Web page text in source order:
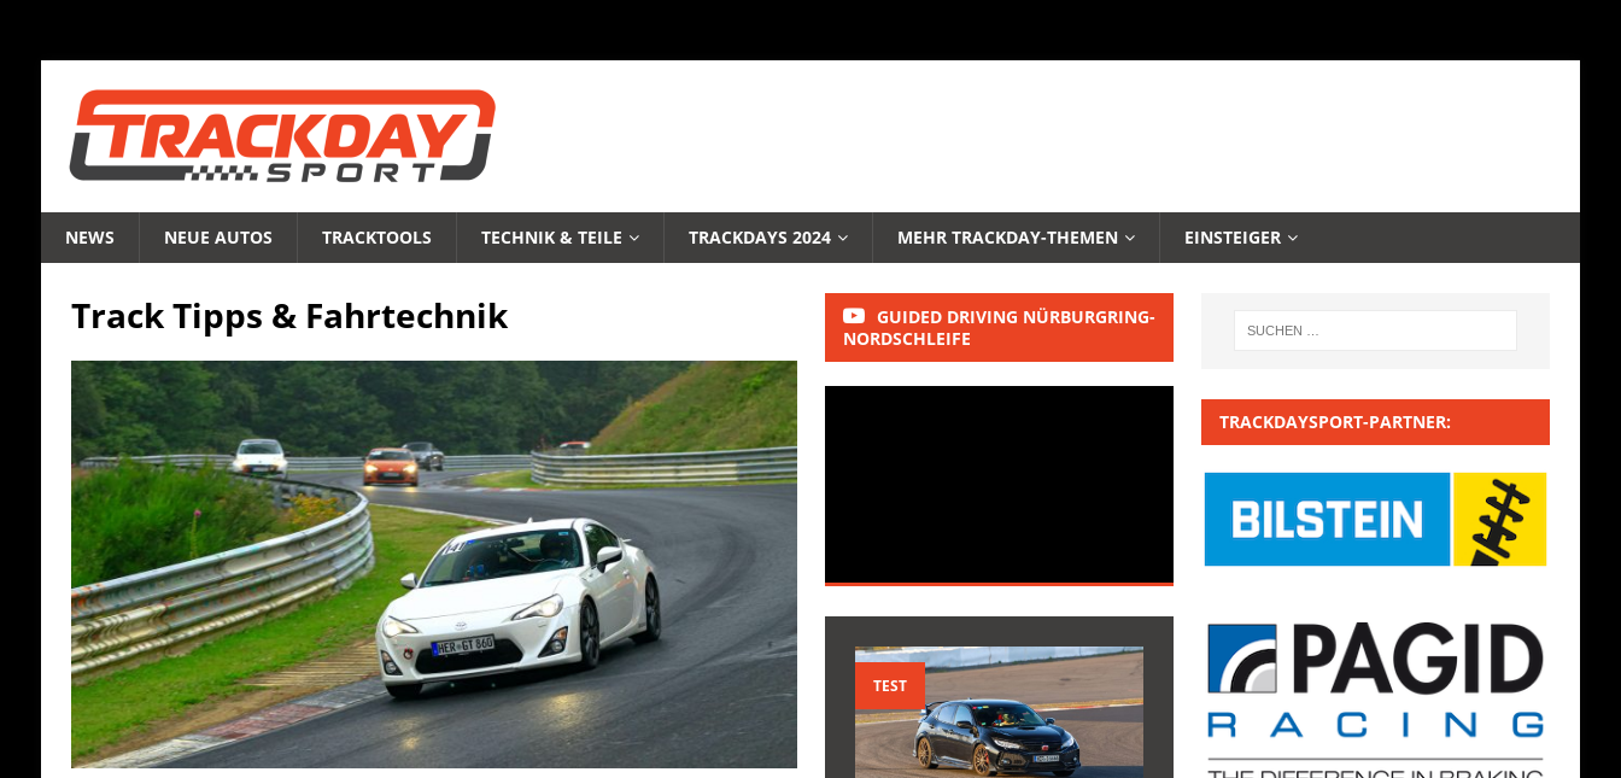
NEWS NEUE AUTOS TRACKTOOLS TECHNIK & TEILE TRACKDAYS 2024 MEHR TRACKDAY-THEMEN EINSTEIGER
Track Tipps & Fahrtechnik
GUIDED DRIVING NÜRBURGRING-
NORDSCHLEIFE
TEST
TRACKDAYSPORT-PARTNER: